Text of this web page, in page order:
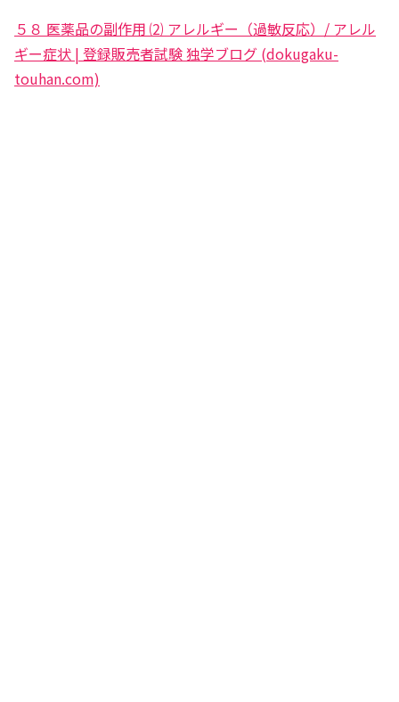
５８ 医薬品の副作用 ⑵ アレルギー（過敏反応）/ アレル
ギー症状 | 登録販売者試験 独学ブログ (dokugaku-
touhan.com)